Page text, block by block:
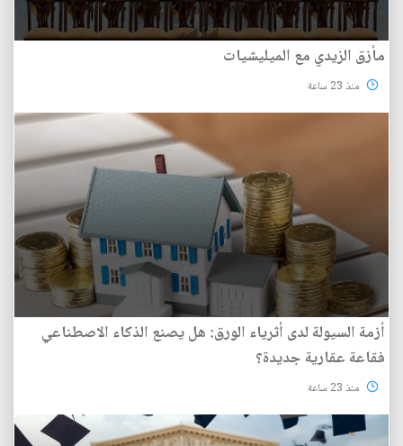
مأزق الزيدي مع الميليشيات
منذ 23 ساعة
أزمة السيولة لدى أثرياء الورق: هل يصنع الذكاء الاصطناعي
فقاعة عقارية جديدة؟
منذ 23 ساعة